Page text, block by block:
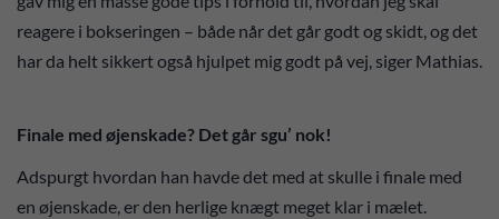
reagere i bokseringen – både når det går godt og skidt, og det
har da helt sikkert også hjulpet mig godt på vej, siger Mathias.
Finale med øjenskade? Det går sgu’ nok!
Adspurgt hvordan han havde det med at skulle i finale med
en øjenskade, er den herlige knægt meget klar i mælet.